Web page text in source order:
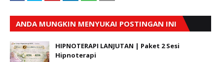
ANDA MUNGKIN MENYUKAI POSTINGAN INI
HIPNOTERAPI LANJUTAN | Paket 2 Sesi
Hipnoterapi